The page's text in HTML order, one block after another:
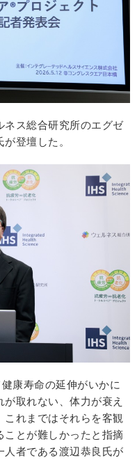
ネス総合研究所のエグゼ
登壇した。
康寿命の延伸がいかに
取れない、体力が衰え
れまではそれらを客観
ことが難しかったと指摘
人者である渡辺恭良氏が